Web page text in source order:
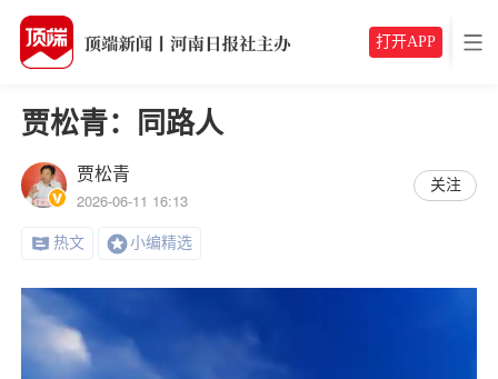
打开APP
贾松青：同路人
贾松青
2026-06-11 16:13
关注
热文 小编精选